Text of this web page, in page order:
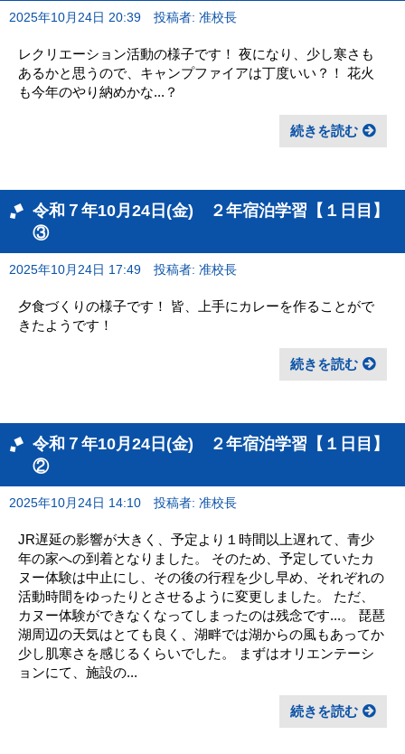
2025年10月24日 20:39 投稿者: 准校長
レクリエーション活動の様子です！ 夜になり、少し寒さも
あるかと思うので、キャンプファイアは丁度いい？！ 花火
も今年のやり納めかな...？
続きを読む
令和７年10月24日(金) ２年宿泊学習【１日目】
③
2025年10月24日 17:49 投稿者: 准校長
夕食づくりの様子です！ 皆、上手にカレーを作ることがで
きたようです！
続きを読む
令和７年10月24日(金) ２年宿泊学習【１日目】
②
2025年10月24日 14:10 投稿者: 准校長
JR遅延の影響が大きく、予定より１時間以上遅れて、青少
年の家への到着となりました。 そのため、予定していたカ
ヌー体験は中止にし、その後の行程を少し早め、それぞれの
活動時間をゆったりとさせるように変更しました。 ただ、
カヌー体験ができなくなってしまったのは残念です...。 琵琶
湖周辺の天気はとても良く、湖畔では湖からの風もあってか
少し肌寒さを感じるくらいでした。 まずはオリエンテーシ
ョンにて、施設の...
続きを読む